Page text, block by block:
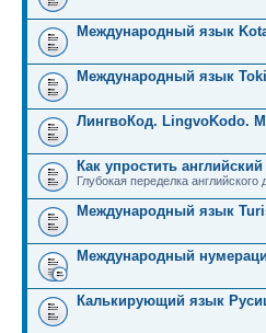
Международный язык
Международный язык
ЛингвоКод. LingvoKodo.
Как упростить
Глубокая переделка
Международный язык
Международный
Калькирующий язык